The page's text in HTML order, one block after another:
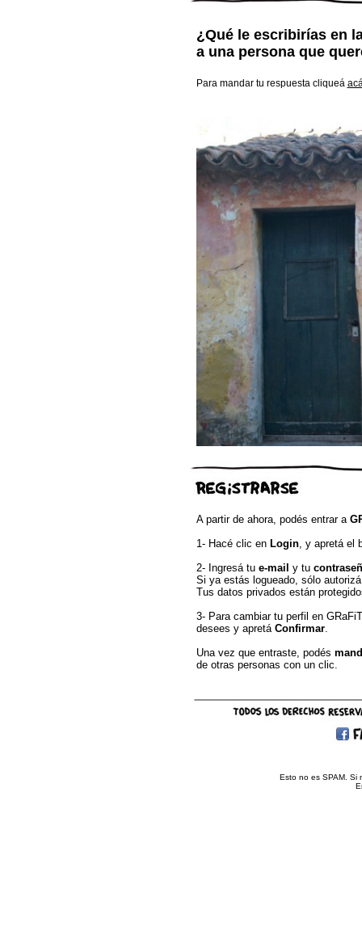
¿Qué le escribirías en
a una persona que
Para mandar tu respuesta cliqueá
A partir de ahora, podés entrar a
1- Hacé clic en Login, y apretá el
2- Ingresá tu e-mail y tu
Si ya estás logueado, sólo
Tus datos privados están
3- Para cambiar tu perfil en
desees y apretá Confirmar.
Una vez que entraste, podés
de otras personas con un clic.
Esto no es SPAM. Si